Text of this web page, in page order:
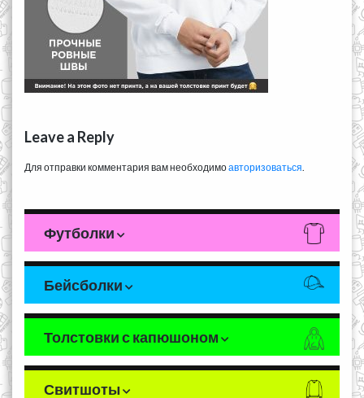
Leave a Reply
Для отправки комментария вам необходимоавторизоваться
Футболки
Бейсболки
Толстовки с капюшоном
Свитшоты